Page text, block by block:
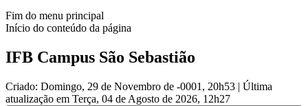
Fim do menu principal
Início do conteúdo da página
IFB Campus São Sebastião
Criado: Domingo, 29 de Novembro de -0001, 20h53 | Última
atualização em Terça, 04 de Agosto de 2026, 12h27